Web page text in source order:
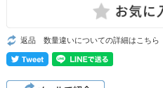
返品 数量違いについての詳細はこちら